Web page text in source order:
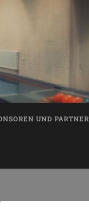
UND PARTNER